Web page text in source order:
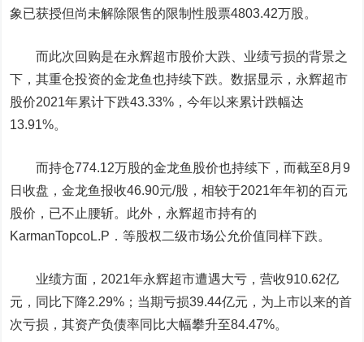
象已获授但尚未解除限售的限制性股票4803.42万股。
而此次回购是在永辉超市股价大跌、业绩亏损的背景之
下，其重仓投资的金龙鱼也持续下跌。数据显示，永辉超市
股价2021年累计下跌43.33%，今年以来累计跌幅达
13.91%。
而持仓774.12万股的金龙鱼股价也持续下，而截至8月9
日收盘，金龙鱼报收46.90元/股，相较于2021年年初的百元
股价，已不止腰斩。此外，永辉超市持有的
KarmanTopcoL.P．等股权二级市场公允价值同样下跌。
业绩方面，2021年永辉超市遭遇大亏，营收910.62亿
元，同比下降2.29%；当期亏损39.44亿元，为上市以来的首
次亏损，其资产负债率同比大幅攀升至84.47%。